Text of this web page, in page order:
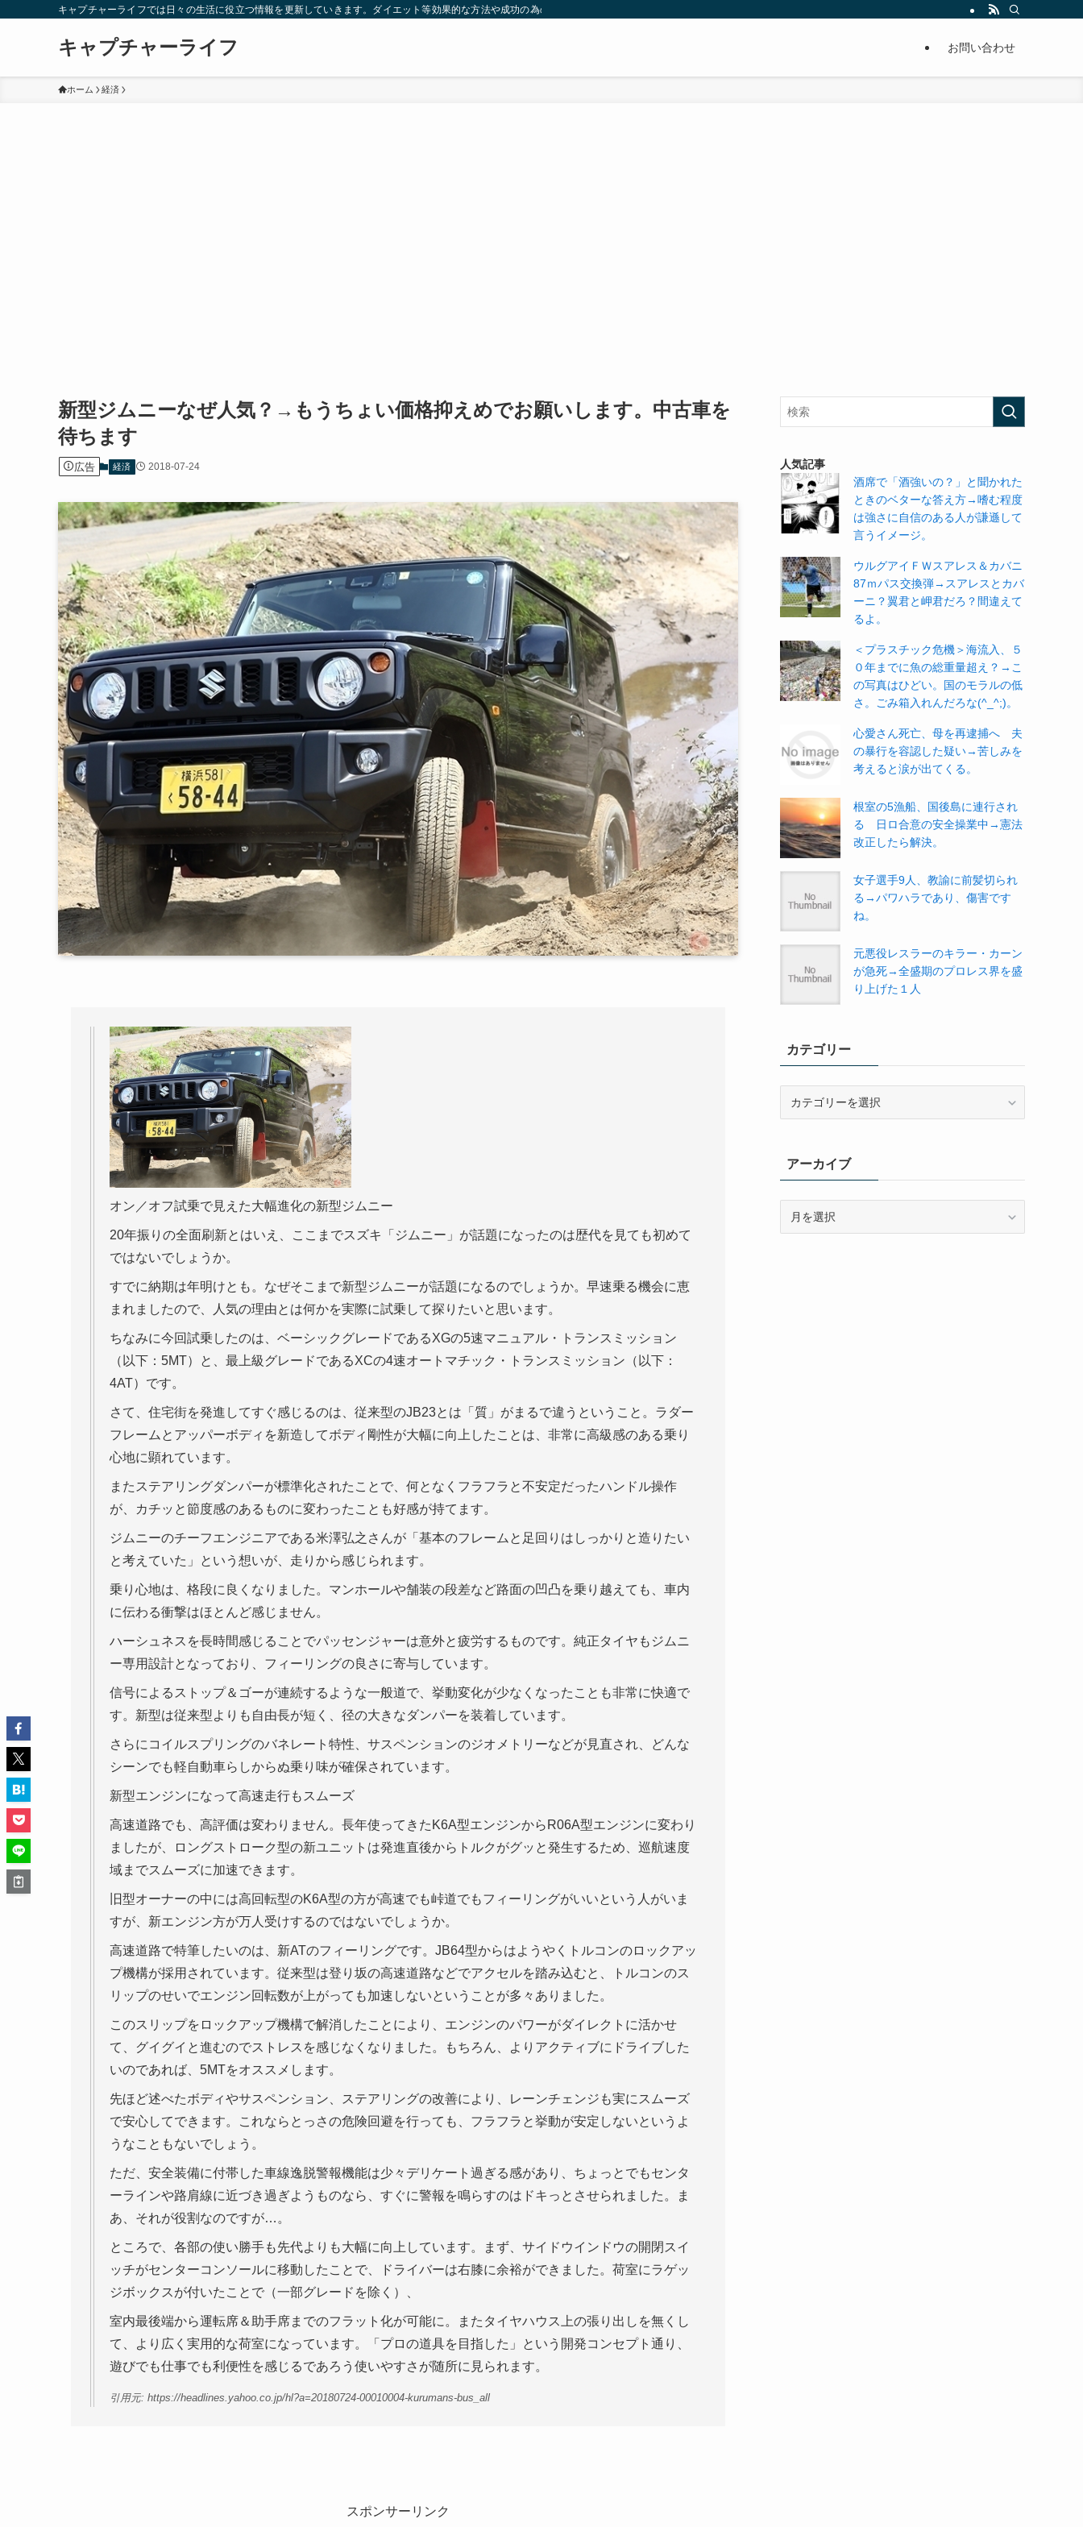
キャプチャーライフでは日々の生活に役立つ情報を更新していきます。ダイエット等効果的な方法や成功の為の秘訣等。太ったり悩んでいる方々が簡単に痩せることが出来るように分かりやすくまとめています。
キャプチャーライフ お問い合わせ
ホーム 経済
新型ジムニーなぜ人気？→もうちょい価格抑えめでお願いします。中古車を
待ちます
広告 経済 2018-07-24
オン／オフ試乗で見えた大幅進化の新型ジムニー
20年振りの全面刷新とはいえ、ここまでスズキ「ジムニー」が話題になったのは歴代を見ても初めて
ではないでしょうか。
すでに納期は年明けとも。なぜそこまで新型ジムニーが話題になるのでしょうか。早速乗る機会に恵
まれましたので、人気の理由とは何かを実際に試乗して探りたいと思います。
ちなみに今回試乗したのは、ベーシックグレードであるXGの5速マニュアル・トランスミッション
（以下：5MT）と、最上級グレードであるXCの4速オートマチック・トランスミッション（以下：
4AT）です。
さて、住宅街を発進してすぐ感じるのは、従来型のJB23とは「質」がまるで違うということ。ラダー
フレームとアッパーボディを新造してボディ剛性が大幅に向上したことは、非常に高級感のある乗り
心地に顕れています。
またステアリングダンパーが標準化されたことで、何となくフラフラと不安定だったハンドル操作
が、カチッと節度感のあるものに変わったことも好感が持てます。
ジムニーのチーフエンジニアである米澤弘之さんが「基本のフレームと足回りはしっかりと造りたい
と考えていた」という想いが、走りから感じられます。
乗り心地は、格段に良くなりました。マンホールや舗装の段差など路面の凹凸を乗り越えても、車内
に伝わる衝撃はほとんど感じません。
ハーシュネスを長時間感じることでパッセンジャーは意外と疲労するものです。純正タイヤもジムニ
ー専用設計となっており、フィーリングの良さに寄与しています。
信号によるストップ＆ゴーが連続するような一般道で、挙動変化が少なくなったことも非常に快適で
す。新型は従来型よりも自由長が短く、径の大きなダンパーを装着しています。
さらにコイルスプリングのバネレート特性、サスペンションのジオメトリーなどが見直され、どんな
シーンでも軽自動車らしからぬ乗り味が確保されています。
新型エンジンになって高速走行もスムーズ
高速道路でも、高評価は変わりません。長年使ってきたK6A型エンジンからR06A型エンジンに変わり
ましたが、ロングストローク型の新ユニットは発進直後からトルクがグッと発生するため、巡航速度
域までスムーズに加速できます。
旧型オーナーの中には高回転型のK6A型の方が高速でも峠道でもフィーリングがいいという人がいま
すが、新エンジン方が万人受けするのではないでしょうか。
高速道路で特筆したいのは、新ATのフィーリングです。JB64型からはようやくトルコンのロックアッ
プ機構が採用されています。従来型は登り坂の高速道路などでアクセルを踏み込むと、トルコンのス
リップのせいでエンジン回転数が上がっても加速しないということが多々ありました。
このスリップをロックアップ機構で解消したことにより、エンジンのパワーがダイレクトに活かせ
て、グイグイと進むのでストレスを感じなくなりました。もちろん、よりアクティブにドライブした
いのであれば、5MTをオススメします。
先ほど述べたボディやサスペンション、ステアリングの改善により、レーンチェンジも実にスムーズ
で安心してできます。これならとっさの危険回避を行っても、フラフラと挙動が安定しないというよ
うなこともないでしょう。
ただ、安全装備に付帯した車線逸脱警報機能は少々デリケート過ぎる感があり、ちょっとでもセンタ
ーラインや路肩線に近づき過ぎようものなら、すぐに警報を鳴らすのはドキっとさせられました。ま
あ、それが役割なのですが…。
ところで、各部の使い勝手も先代よりも大幅に向上しています。まず、サイドウインドウの開閉スイ
ッチがセンターコンソールに移動したことで、ドライバーは右膝に余裕ができました。荷室にラゲッ
ジボックスが付いたことで（一部グレードを除く）、
室内最後端から運転席＆助手席までのフラット化が可能に。またタイヤハウス上の張り出しを無くし
て、より広く実用的な荷室になっています。「プロの道具を目指した」という開発コンセプト通り、
遊びでも仕事でも利便性を感じるであろう使いやすさが随所に見られます。
引用元: https://headlines.yahoo.co.jp/hl?a=20180724-00010004-kurumans-bus_all
スポンサーリンク
人気記事
酒席で「酒強いの？」と聞かれた
ときのベターな答え方→嗜む程度
は強さに自信のある人が謙遜して
言うイメージ。
ウルグアイＦＷスアレス＆カバニ
87ｍパス交換弾→スアレスとカバ
ーニ？翼君と岬君だろ？間違えて
るよ。
＜プラスチック危機＞海流入、５
０年までに魚の総重量超え？→こ
の写真はひどい。国のモラルの低
さ。ごみ箱入れんだろな(^_^;)。
心愛さん死亡、母を再逮捕へ 夫
の暴行を容認した疑い→苦しみを
考えると涙が出てくる。
根室の5漁船、国後島に連行され
る 日ロ合意の安全操業中→憲法
改正したら解決。
女子選手9人、教諭に前髪切られ
る→パワハラであり、傷害です
ね。
元悪役レスラーのキラー・カーン
が急死→全盛期のプロレス界を盛
り上げた１人
カテゴリー
ーアーカイブ